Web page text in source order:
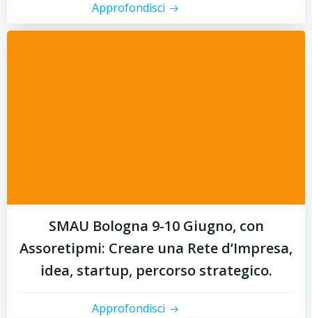
Approfondisci
SMAU Bologna 9-10 Giugno, con
Assoretipmi: Creare una Rete d’Impresa,
idea, startup, percorso strategico.
Approfondisci